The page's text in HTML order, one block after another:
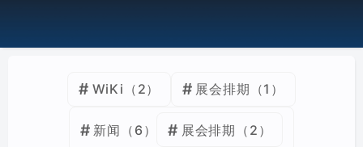
展会特装/品牌巡展
展厅/文化厅/企业展厅
展会排期
新闻
WiKi （2） 展会排期 （1）
新闻 （6） 展会排期 （2）